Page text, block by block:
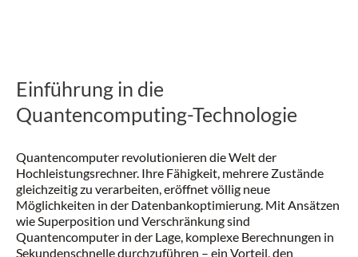
Einführung in die
Quantencomputing-Technologie
Quantencomputer revolutionieren die Welt der
Hochleistungsrechner. Ihre Fähigkeit, mehrere Zustände
gleichzeitig zu verarbeiten, eröffnet völlig neue
Möglichkeiten in der Datenbankoptimierung. Mit Ansätzen
wie Superposition und Verschränkung sind
Quantencomputer in der Lage, komplexe Berechnungen in
Sekundenschnelle durchzuführen – ein Vorteil, den